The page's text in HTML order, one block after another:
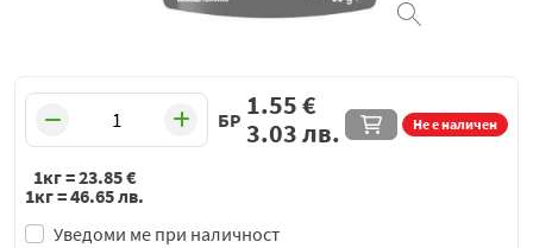
БР Не е наличен
Уведоми ме при наличност
1.55€
3.03лв.
1кг =23.85€
1кг =46.65лв.